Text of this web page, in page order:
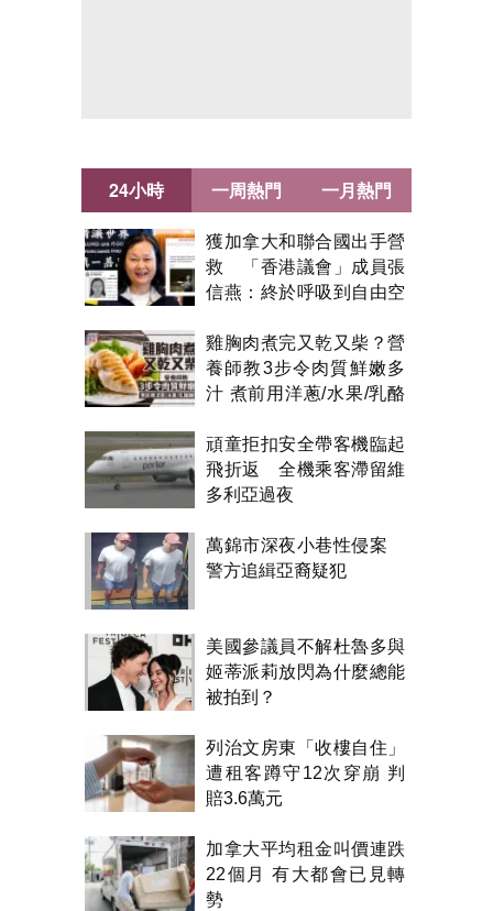
24小時
獲加拿大和聯合國出手營
救 「香港議會」成員張
信燕：終於呼吸到自由空
雞胸肉煮完又乾又柴？營
養師教3步令肉質鮮嫩多
汁 煮前用洋蔥/水果/乳酪
頑童拒扣安全帶客機臨起
飛折返 全機乘客滯留維
多利亞過夜
萬錦市深夜小巷性侵案
警方追緝亞裔疑犯
美國參議員不解杜魯多與
姬蒂派莉放閃為什麼總能
被拍到？
列治文房東「收樓自住」
遭租客蹲守12次穿崩 判
賠3.6萬元
加拿大平均租金叫價連跌
22個月 有大都會已見轉
勢
一周熱門 一月熱門